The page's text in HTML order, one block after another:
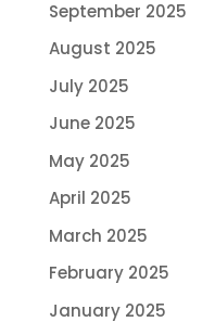
September 2025
August 2025
July 2025
June 2025
May 2025
April 2025
March 2025
February 2025
January 2025